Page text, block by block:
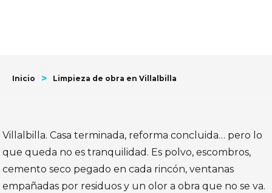
Inicio > Limpieza de obra en Villalbilla
Villalbilla. Casa terminada, reforma concluida… pero lo
que queda no es tranquilidad. Es polvo, escombros,
cemento seco pegado en cada rincón, ventanas
empañadas por residuos y un olor a obra que no se va.